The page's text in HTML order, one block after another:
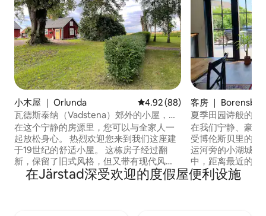
小木屋 ｜ Orlunda 平均评分 4.92 分（满分 5 分）
4.92 (88)
瓦德斯泰纳（Vadstena）郊外的小屋，安
静的位置，新装修
在这个宁静的房源里，您可以与全家人一
起放松身心。 热烈欢迎您来到我们这座建
于19世纪的舒适小屋。 这栋房子经过翻
新，保留了旧式风格，但又带有现代风
格。 在我们这里，您可以享受到乡村生
活，拥有自己的花园和带烧烤的露台。还
客房 ｜
夏季田园诗般的豪
Borensberg
在我们宁静、豪华
受博伦斯贝里的夏
运河旁的小湖城，
中，距离最近的沙
博伦斯贝里，您可
和约塔酒店、磨坊
在Järstad深受欢迎的度假屋便利设施